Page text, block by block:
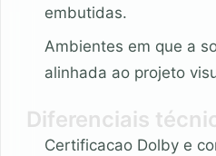
embutidas.
Ambientes em que a
alinhada ao projeto
Diferenciais
Certificacao Dolby e